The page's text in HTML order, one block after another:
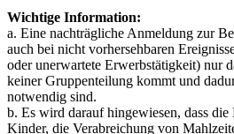
Wichtige Information:
a. Eine nachträgliche Anmeldung zur
auch bei nicht vorhersehbaren
oder unerwartete Erwerbstätigkeit) nur
keiner Gruppenteilung kommt und
notwendig sind.
b. Es wird darauf hingewiesen, dass
Kinder, die Verabreichung von